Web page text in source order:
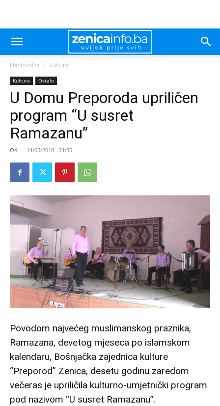
Naslovnica Kultura
Kultura Ostalo
U Domu Preporoda upriličen
program “U susret
Ramazanu”
Od - 14/05/2018 - 21:35
Povodom najvećeg muslimanskog praznika,
Ramazana, devetog mjeseca po islamskom
kalendaru, Bošnjačka zajednica kulture
“Preporod” Zenica, desetu godinu zaredom
večeras je upriličila kulturno-umjetnički program
pod nazivom “U susret Ramazanu”.